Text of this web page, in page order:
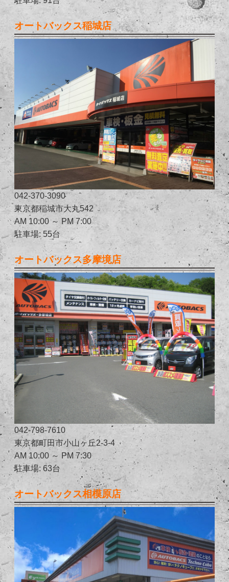
オートバックス稲城店
042-370-3090
東京都稲城市大丸542
AM 10:00 ～ PM 7:00
駐車場: 55台
オートバックス多摩境店
042-798-7610
東京都町田市小山ヶ丘2-3-4
AM 10:00 ～ PM 7:30
駐車場: 63台
オートバックス相模原店